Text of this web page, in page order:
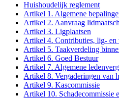
Huishoudelijk reglement
Artikel 1. Algemene
Artikel 2. Aanvraag
Artikel 3. Ligplaatsen
Artikel 4. Contributies, lig- en
Artikel 5. Taakverdeling
Artikel 6. Goed Bestuur
Artikel 7. Algemene
Artikel 8. Vergaderingen van
Artikel 9. Kascommissie
Artikel 10. Schadecommissie